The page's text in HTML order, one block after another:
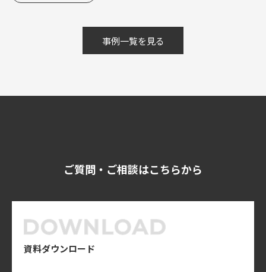
事例一覧を見る
ご質問・ご相談はこちらから
資料ダウンロード